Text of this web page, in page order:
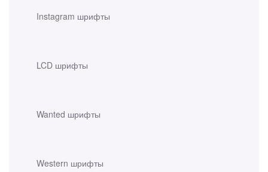
Instagram шрифты
LCD шрифты
Wanted шрифты
Western шрифты